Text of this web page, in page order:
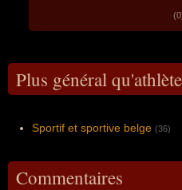
Plus général
Sportif et sportive belge (36)
Commentaires